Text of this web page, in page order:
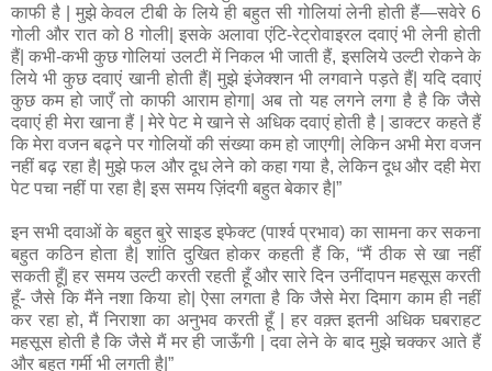
काफी है | मुझे केवल टीबी के लिये ही बहुत सी गोलियां लेनी होती हैं—सवेरे 6
गोली और रात को 8 गोली| इसके अलावा एंटि-रेट्रोवाइरल दवाएं भी लेनी होती
हैं| कभी-कभी कुछ गोलियां उलटी में निकल भी जाती हैं, इसलिये उल्टी रोकने के
लिये भी कुछ दवाएं खानी होती हैं| मुझे इंजेक्शन भी लगवाने पड़ते हैं| यदि दवाएं
कुछ कम हो जाएँ तो काफी आराम होगा| अब तो यह लगने लगा है है कि जैसे
दवाएं ही मेरा खाना हैं | मेरे पेट मे खाने से अधिक दवाएं होती है | डाक्टर कहते हैं
कि मेरा वजन बढ्ने पर गोलियों की संख्या कम हो जाएगी| लेकिन अभी मेरा वजन
नहीं बढ़ रहा है| मुझे फल और दूध लेने को कहा गया है, लेकिन दूध और दही मेरा
पेट पचा नहीं पा रहा है| इस समय ज़िंदगी बहुत बेकार है|”
इन सभी दवाओं के बहुत बुरे साइड इफेक्ट (पार्श्व प्रभाव) का सामना कर सकना
बहुत कठिन होता है| शांति दुखित होकर कहती हैं कि, “मैं ठीक से खा नहीं
सकती हूँ| हर समय उल्टी करती रहती हूँ और सारे दिन उनींदापन महसूस करती
हूँ- जैसे कि मैंने नशा किया हो| ऐसा लगता है कि जैसे मेरा दिमाग काम ही नहीं
कर रहा हो, मैं निराशा का अनुभव करती हूँ | हर वक़्त इतनी अधिक घबराहट
महसूस होती है कि जैसे मैं मर ही जाऊँगी | दवा लेने के बाद मुझे चक्कर आते हैं
और बहुत गर्मी भी लगती है|”